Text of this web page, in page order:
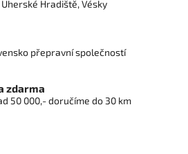
Hradiště, Vésky
přepravní společností
zdarma
50 000,- doručíme do 30 km